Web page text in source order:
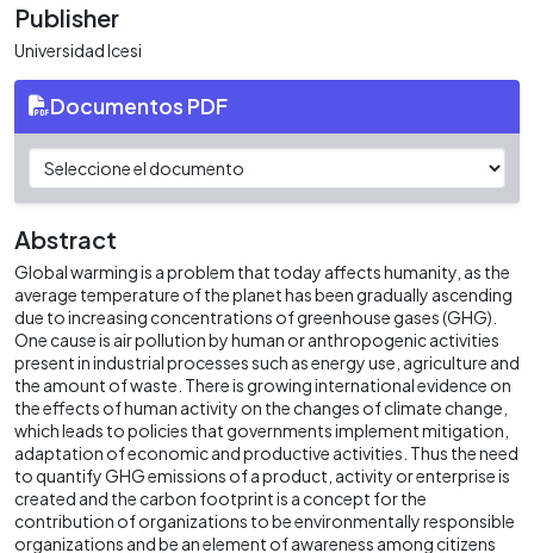
Publisher
Universidad Icesi
Documentos PDF
Abstract
Global warming is a problem that today affects humanity, as the
average temperature of the planet has been gradually ascending
due to increasing concentrations of greenhouse gases (GHG).
One cause is air pollution by human or anthropogenic activities
present in industrial processes such as energy use, agriculture and
the amount of waste. There is growing international evidence on
the effects of human activity on the changes of climate change,
which leads to policies that governments implement mitigation,
adaptation of economic and productive activities. Thus the need
to quantify GHG emissions of a product, activity or enterprise is
created and the carbon footprint is a concept for the
contribution of organizations to be environmentally responsible
organizations and be an element of awareness among citizens